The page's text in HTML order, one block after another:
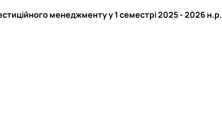
менеджменту у 1 семестрі 2025 - 2026 н.р.